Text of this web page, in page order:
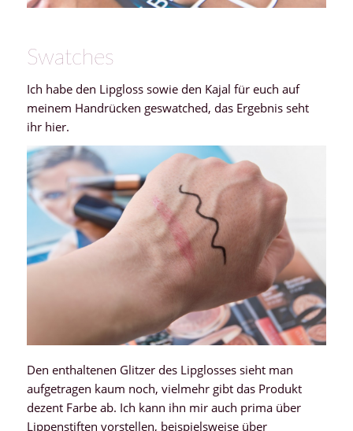
Swatches
Ich habe den Lipgloss sowie den Kajal für euch auf
meinem Handrücken geswatched, das Ergebnis seht
ihr hier.
Den enthaltenen Glitzer des Lipglosses sieht man
aufgetragen kaum noch, vielmehr gibt das Produkt
dezent Farbe ab. Ich kann ihn mir auch prima über
Lippenstiften vorstellen, beispielsweise über